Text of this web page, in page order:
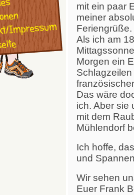
mit ein paar
meiner
Feriengrüße.
Als ich am
Morgen ein
Das wäre
ich. Aber sie
mit dem
Mühlendorf
Ich hoffe,
und
Wir sehen
Euer Frank